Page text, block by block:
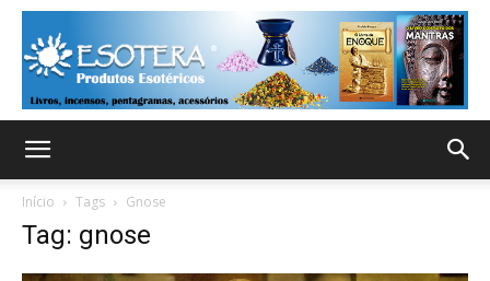
Início Tags Gnose
Tag: gnose